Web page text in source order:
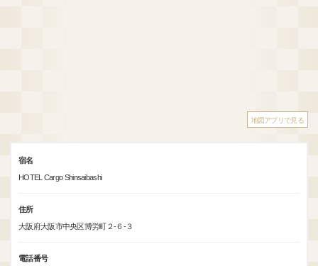
地図アプリで見る
宿名
HOTEL Cargo Shinsaibashi
住所
大阪府大阪市中央区博労町２-６-３
電話番号